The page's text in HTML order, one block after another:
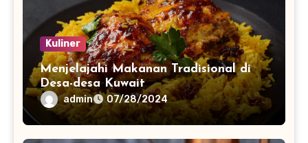
Kuliner
Menjelajahi Makanan Tradisional di
Desa-desa Kuwait
admin 07/28/2024